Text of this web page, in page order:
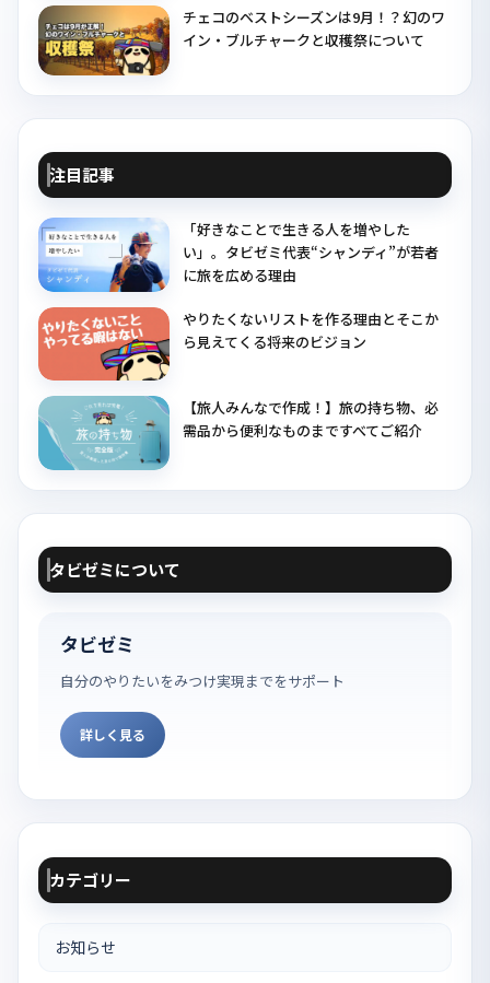
チェコのベストシーズンは9月！？幻のワ
イン・ブルチャークと収穫祭について
注目記事
「好きなことで生きる人を増やした
い」。タビゼミ代表“シャンディ”が若者
に旅を広める理由
やりたくないリストを作る理由とそこか
ら見えてくる将来のビジョン
【旅人みんなで作成！】旅の持ち物、必
需品から便利なものまですべてご紹介
タビゼミについて
タビゼミ
自分のやりたいをみつけ実現までをサポート
詳しく見る
カテゴリー
お知らせ